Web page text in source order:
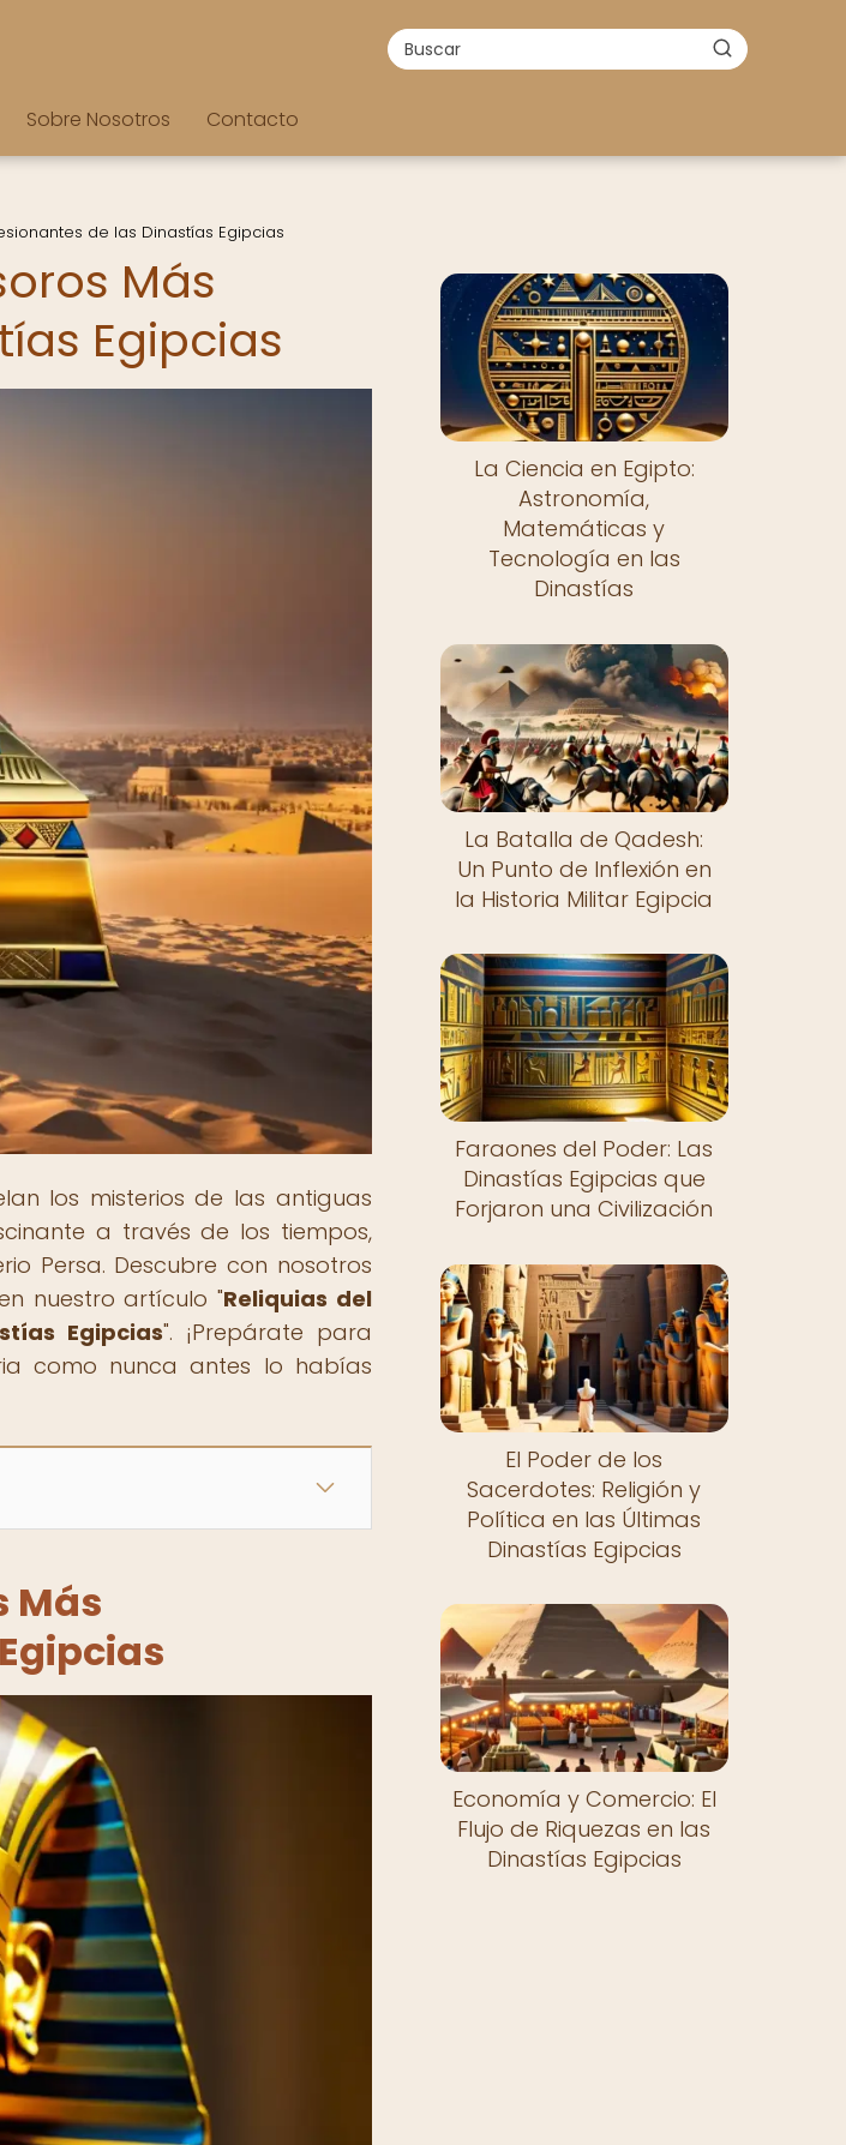
Sobre Nosotros Contacto
de las Dinastías Egipcias
Más
Egipcias
los misterios de las antiguas
a través de los tiempos,
Persa. Descubre con nosotros
nuestro artículo "Reliquias del
Egipcias". ¡Prepárate para
como nunca antes lo habías
Más
La Ciencia en Egipto:
Astronomía,
Matemáticas y
Tecnología en las
Dinastías
La Batalla de Qadesh:
Un Punto de Inflexión en
la Historia Militar Egipcia
Faraones del Poder: Las
Dinastías Egipcias que
Forjaron una Civilización
El Poder de los
Sacerdotes: Religión y
Política en las Últimas
Dinastías Egipcias
Economía y Comercio: El
Flujo de Riquezas en las
Dinastías Egipcias